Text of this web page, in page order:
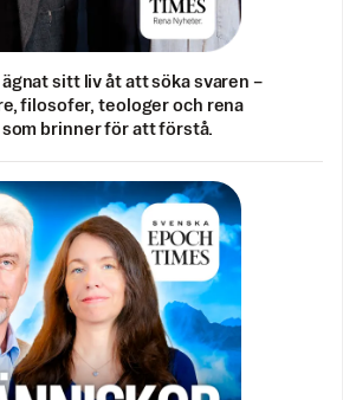
sitt liv åt att söka svaren –
filosofer, teologer och rena
brinner för att förstå.